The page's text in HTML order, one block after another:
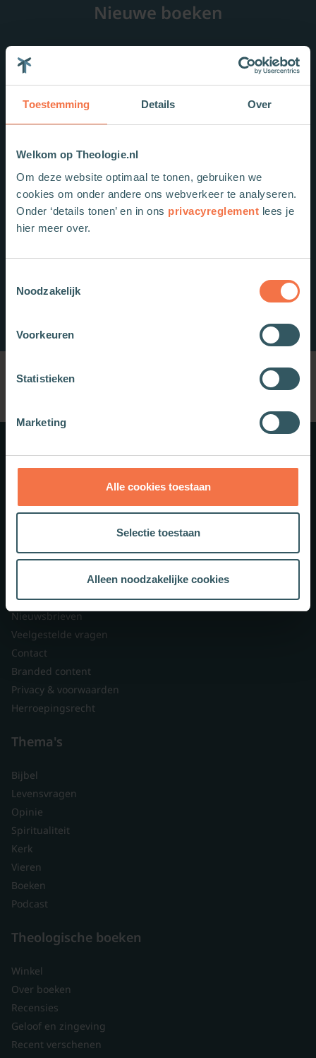
Toestemming Details Over
Welkom op Theologie.nl
Om deze website optimaal te tonen, gebruiken we
cookies om onder andere ons webverkeer te analyseren.
Onder ‘details tonen’ en in ons privacyreglement lees je
hier meer over.
Noodzakelijk
Voorkeuren
Statistieken
Marketing
Alle cookies toestaan
Selectie toestaan
Alleen noodzakelijke cookies
Nieuwe boeken
Over ons
Nieuwsbrieven
Veelgestelde vragen
Contact
Branded content
Privacy & voorwaarden
Herroepingsrecht
Thema's
Bijbel
Levensvragen
Opinie
Spiritualiteit
Kerk
Vieren
Boeken
Podcast
Theologische boeken
Winkel
Over boeken
Recensies
Geloof en zingeving
Recent verschenen